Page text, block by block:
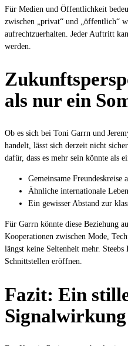
Für Medien und Öffentlichkeit
zwischen „privat“ und „öffentlich“
aufrechtzuerhalten. Jeder Auftritt
werden.
als nur ein
Ob es sich bei Toni Garrn und
handelt, lässt sich derzeit nicht
dafür, dass es mehr sein könnte als
Gemeinsame Freundeskreise
Ähnliche internationale
Ein gewisser Abstand zur
Für Garrn könnte diese Beziehung
Kooperationen zwischen Mode,
längst keine Seltenheit mehr.
Schnittstellen eröffnen.
Fazit: Ein
Signalwirkung